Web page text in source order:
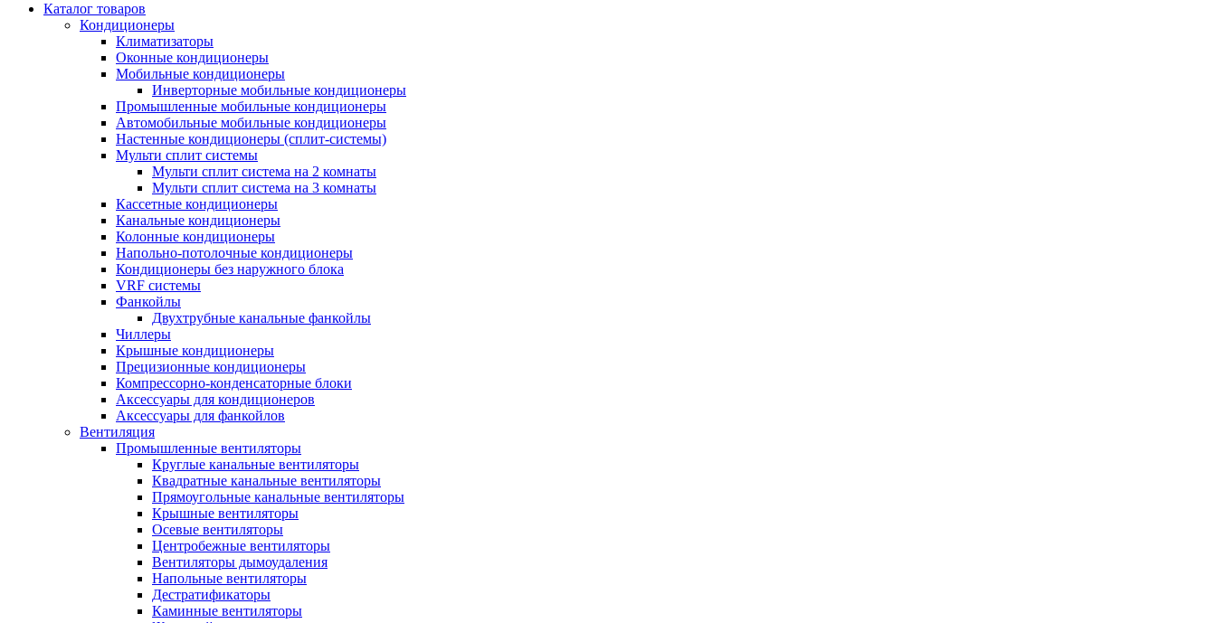
Каталог товаров
Кондиционеры
Климатизаторы
Оконные кондиционеры
Мобильные кондиционеры
Инверторные мобильные кондиционеры
Промышленные мобильные кондиционеры
Автомобильные мобильные кондиционеры
Настенные кондиционеры (сплит-системы)
Мульти сплит системы
Мульти сплит система на 2 комнаты
Мульти сплит система на 3 комнаты
Кассетные кондиционеры
Канальные кондиционеры
Колонные кондиционеры
Напольно-потолочные кондиционеры
Кондиционеры без наружного блока
VRF системы
Фанкойлы
Двухтрубные канальные фанкойлы
Чиллеры
Крышные кондиционеры
Прецизионные кондиционеры
Компрессорно-конденсаторные блоки
Аксессуары для кондиционеров
Аксессуары для фанкойлов
Вентиляция
Промышленные вентиляторы
Круглые канальные вентиляторы
Квадратные канальные вентиляторы
Прямоугольные канальные вентиляторы
Крышные вентиляторы
Осевые вентиляторы
Центробежные вентиляторы
Вентиляторы дымоудаления
Напольные вентиляторы
Дестратификаторы
Каминные вентиляторы